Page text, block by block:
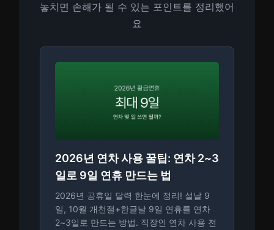
놓치면 손해가 될 수 있는 포인트를 정리했어
요
2026년 연차 사용 꿀팁: 연차 2~3
일로 9일 연휴 만드는 법
2026년 공휴일 달력 한눈에 정리! 설날 9
일, 10월 개천절+한글날 9일 연휴를 연차
2~3일로 만드는 방법. 직장인 연차 사용 전